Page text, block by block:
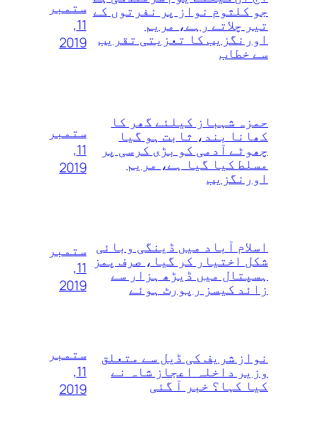
جو کلثوم نواز پر نفرتوں‌ کے
تیر چلاتے رہے، مریم
اورنگزیب کا تعزیتی تقریب
سے خطاب
ستمبر
11,
2019
حمزہ شہباز کیلئے گھر کا
کھانا بند، ثابت ہو گیا
چھوٹے آدمی کو بڑی کرسی پر
مسلط کیا گیا ہے، مریم
اورنگزیب
ستمبر
11,
2019
اسلام آباد میں ڈینگی وبائی
شکل اختیار کر گیا، صرف پمز
ہسپتال میں ڈیڑھ ہزار سے
زائد کیسز رپورٹ ہوئے
ستمبر
11,
2019
نواز شریف کی ڈیل سے متعلق
وزیر داخلہ اعجاز شاہ نے
کیا کہا؟ خبر آ گئی
ستمبر
11,
2019